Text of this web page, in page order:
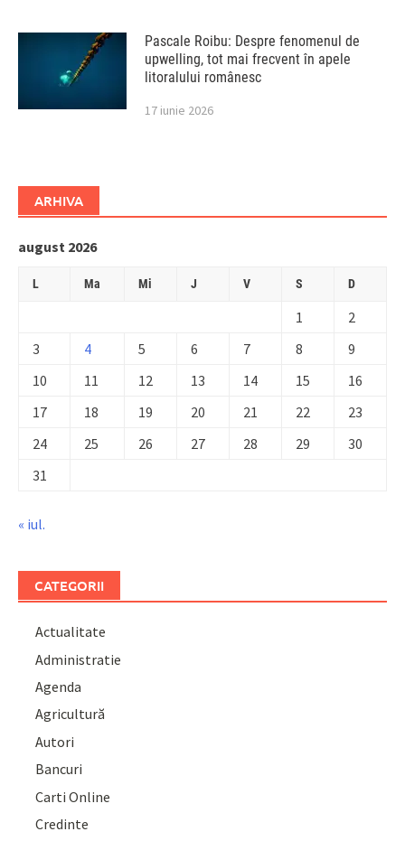
Pascale Roibu: Despre fenomenul de
upwelling, tot mai frecvent în apele
litoralului românesc
17 iunie 2026
ARHIVA
august 2026
L Ma Mi J V S D
1
2
3
4 5 6 7 8
9
10
11 12 13 14 15
16
17
18 19 20 21 22
23
24
25 26 27 28 29
30
31
« iul.
CATEGORII
Actualitate
Administratie
Agenda
Agricultură
Autori
Bancuri
Carti Online
Credinte